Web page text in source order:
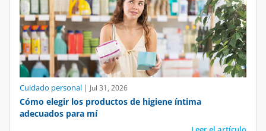
Cuidado personal | Jul 31, 2026
Cómo elegir los productos de higiene íntima
adecuados para mí